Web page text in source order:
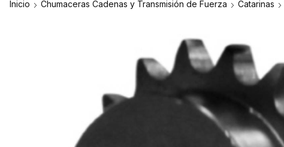
Inicio Chumaceras Cadenas y Transmisión de Fuerza Catarinas